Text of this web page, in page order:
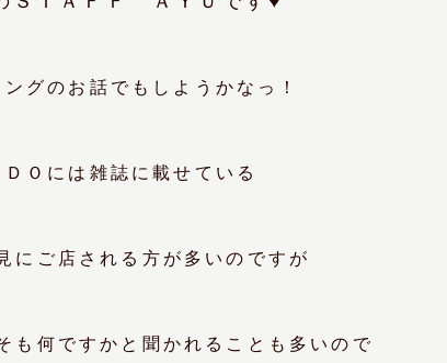
グのお話でもしようかなっ！
ＤＯには雑誌に載せている
にご店される方が多いのですが
も何ですかと聞かれることも多いので